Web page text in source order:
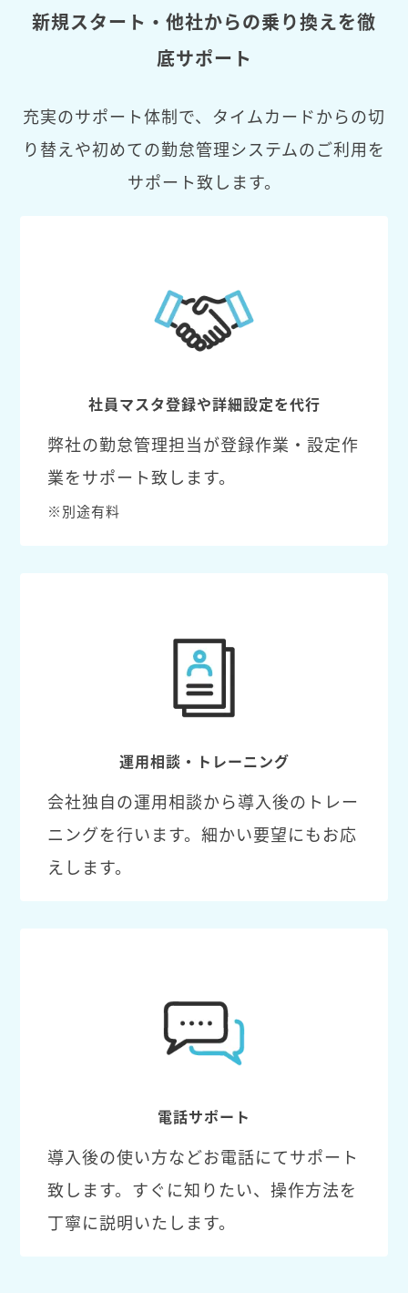
新規スタート・他社からの乗り換えを徹
底サポート
充実のサポート体制で、タイムカードからの切
り替えや初めての勤怠管理システムのご利用を
サポート致します。
社員マスタ登録や詳細設定を代行
弊社の勤怠管理担当が登録作業・設定作
業をサポート致します。
※別途有料
運用相談・トレーニング
会社独自の運用相談から導入後のトレー
ニングを行います。細かい要望にもお応
えします。
電話サポート
導入後の使い方などお電話にてサポート
致します。すぐに知りたい、操作方法を
丁寧に説明いたします。